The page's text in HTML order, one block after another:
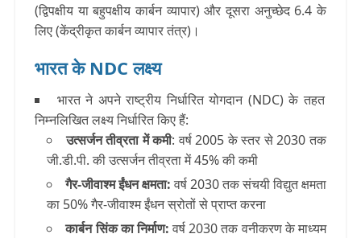
(द्विपक्षीय या बहुपक्षीय कार्बन व्यापार) और दूसरा अनुच्छेद 6.4 के
लिए (केंद्रीकृत कार्बन व्यापार तंत्र)।
भारत के NDC लक्ष्य
भारत ने अपने राष्ट्रीय निर्धारित योगदान (NDC) के तहत
निम्नलिखित लक्ष्य निर्धारित किए हैं:
उत्सर्जन तीव्रता में कमी: वर्ष 2005 के स्तर से 2030 तक
जी.डी.पी. की उत्सर्जन तीव्रता में 45% की कमी
गैर-जीवाश्म ईंधन क्षमता: वर्ष 2030 तक संचयी विद्युत क्षमता
का 50% गैर-जीवाश्म ईंधन स्रोतों से प्राप्त करना
कार्बन सिंक का निर्माण:वर्ष 2030 तक वनीकरण के माध्यम